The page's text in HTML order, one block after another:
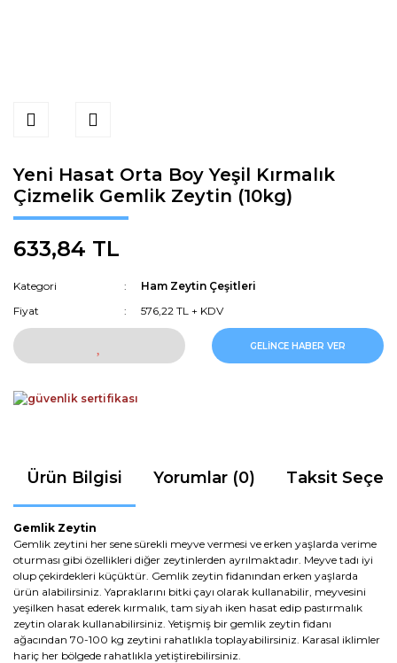
Yeni Hasat Orta Boy Yeşil Kırmalık
Çizmelik Gemlik Zeytin (10kg)
633,84 TL
Kategori
Ham Zeytin Çeşitleri
Fiyat
576,22 TL + KDV
GELİNCE HABER VER
Ürün Bilgisi Yorumlar (0) Taksit
Gemlik Zeytin
Gemlik zeytini her sene sürekli meyve vermesi ve erken yaşlarda verime
oturması gibi özellikleri diğer zeytinlerden ayrılmaktadır. Meyve tadı iyi
olup çekirdekleri küçüktür. Gemlik zeytin fidanından erken yaşlarda
ürün alabilirsiniz. Yapraklarını bitki çayı olarak kullanabilir, meyvesini
yeşilken hasat ederek kırmalık, tam siyah iken hasat edip pastırmalık
zeytin olarak kullanabilirsiniz. Yetişmiş bir gemlik zeytin fidanı
ağacından 70-100 kg zeytini rahatlıkla toplayabilirsiniz. Karasal iklimler
hariç her bölgede rahatlıkla yetiştirebilirsiniz.